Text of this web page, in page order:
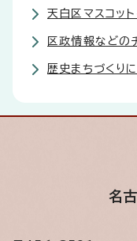
天白区マスコット
区政情報などのチ
歴史まちづくり
名